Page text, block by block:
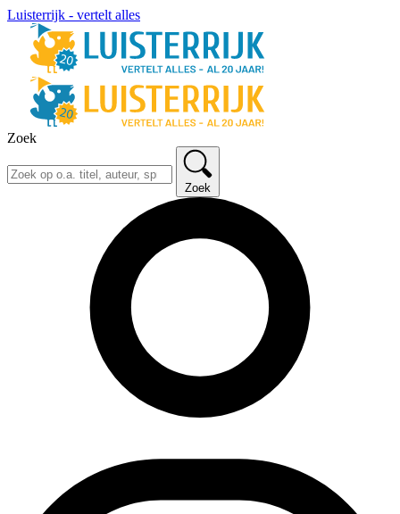
Luisterrijk - vertelt alles
Zoek
Zoek